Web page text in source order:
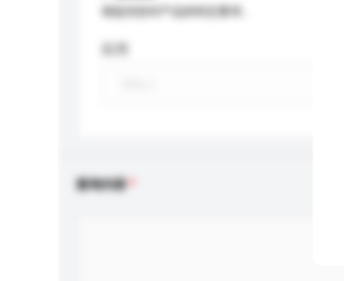
查询内容